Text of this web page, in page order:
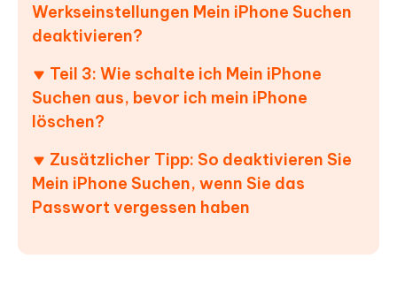
Werkseinstellungen Mein iPhone Suchen
deaktivieren?
Teil 3: Wie schalte ich Mein iPhone
Suchen aus, bevor ich mein iPhone
löschen?
Zusätzlicher Tipp: So deaktivieren Sie
Mein iPhone Suchen, wenn Sie das
Passwort vergessen haben